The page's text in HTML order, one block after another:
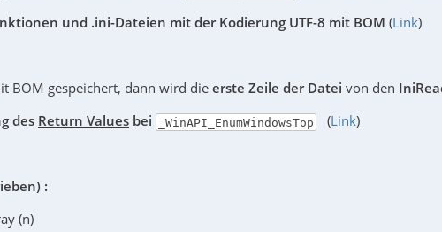
und .ini-Dateien mit der Kodierung UTF-8 mit BOM (Link)
BOM gespeichert, dann wird die erste Zeile der Datei von den
des Return Values bei _WinAPI_EnumWindowsTop (Link)
:
(n)